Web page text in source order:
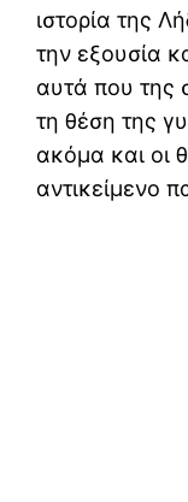
ιστορία της
την εξουσία
αυτά που της
τη θέση της
ακόμα και οι
αντικείμενο